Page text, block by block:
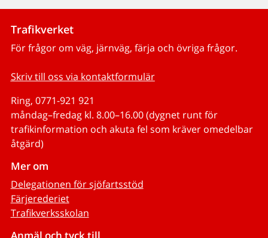
Trafikverket
För frågor om väg, järnväg, färja och övriga frågor.
Skriv till oss via kontaktformulär
Ring, 0771-921 921
måndag–fredag kl. 8.00–16.00 (dygnet runt för
trafikinformation och akuta fel som kräver omedelbar
åtgärd)
Mer om
Delegationen för sjöfartsstöd
Färjerederiet
Trafikverksskolan